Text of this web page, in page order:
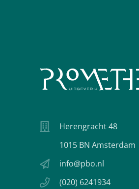
Herengracht 48
1015 BN Amsterdam
info@pbo.nl
(020) 6241934